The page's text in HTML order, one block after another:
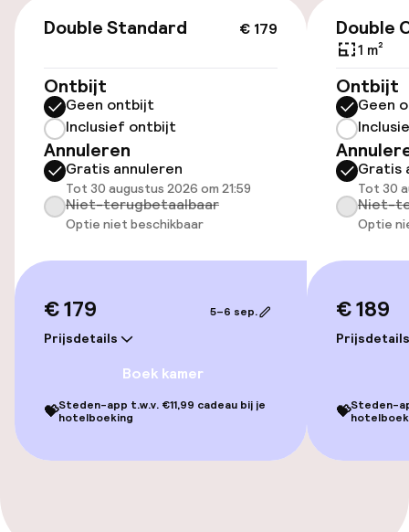
Openbaar parkeren
Fietsen beschikbaar
Toegankelijkheid
Overal rolstoeltoegankelijk
Lift
Kamers
Familiekamers beschikbaar
Zwemmen & wellness
€ 179
Double Standard
Ontbijt
Geen ontbijt
Inclusief ontbijt
Annuleren
Gratis annuleren
Tot 30 augustus 2026 om 21:59
Niet-terugbetaalbaar
Optie niet beschikbaar
€ 179
Prijsdetails
5–6 sep.
Boek kamer
💝Steden-app t.w.v. €11,99 cadeau bij je
hotelboeking
Double
1 m²
Ontbijt
Geen
Gratis
Tot 30
Niet-
Optie
€ 189
Prijsdetails
💝Steden-